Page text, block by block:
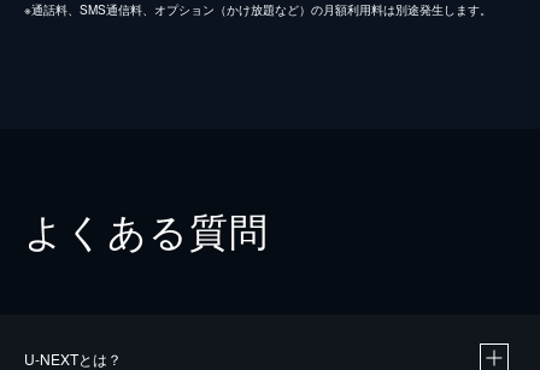
※通話料、SMS通信料、オプション（かけ放題など）の月額利用料は別途発生します。
よくある質問
U-NEXTとは？